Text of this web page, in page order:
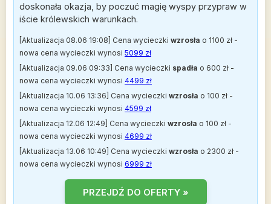
doskonała okazja, by poczuć magię wyspy przypraw w
iście królewskich warunkach.
[Aktualizacja 08.06 19:08] Cena wycieczki wzrosła o 1100 zł -
nowa cena wycieczki wynosi 5099 zł
[Aktualizacja 09.06 09:33] Cena wycieczki spadła o 600 zł -
nowa cena wycieczki wynosi 4499 zł
[Aktualizacja 10.06 13:36] Cena wycieczki wzrosła o 100 zł -
nowa cena wycieczki wynosi 4599 zł
[Aktualizacja 12.06 12:49] Cena wycieczki wzrosła o 100 zł -
nowa cena wycieczki wynosi 4699 zł
[Aktualizacja 13.06 10:49] Cena wycieczki wzrosła o 2300 zł -
nowa cena wycieczki wynosi 6999 zł
PRZEJDŹ DO OFERTY »